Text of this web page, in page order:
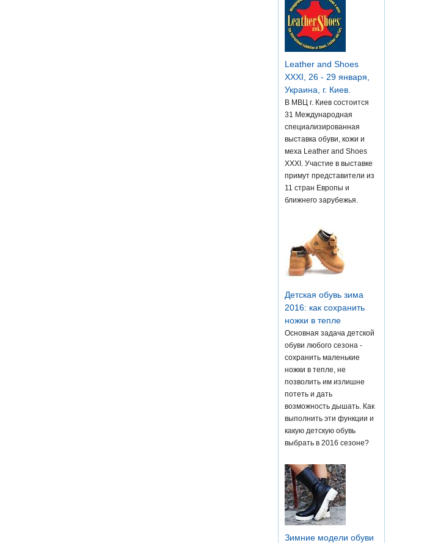
Leather and Shoes
XXXI, 26 - 29 января,
Украина, г. Киев.
В МВЦ г. Киев состоится
31 Международная
специализированная
выставка обуви, кожи и
меха Leather and Shoes
XXXI. Участие в выставке
примут представители из
11 стран Европы и
ближнего зарубежья.
Детская обувь зима
2016: как сохранить
ножки в тепле
Основная задача детской
обуви любого сезона -
сохранить маленькие
ножки в тепле, не
позволить им излишне
потеть и дать
возможность дышать. Как
выполнить эти функции и
какую детскую обувь
выбрать в 2016 сезоне?
Зимние модели обуви